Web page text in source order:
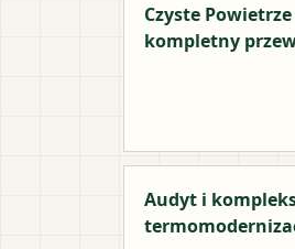
Czyste Powietrze
kompletny
Audyt i